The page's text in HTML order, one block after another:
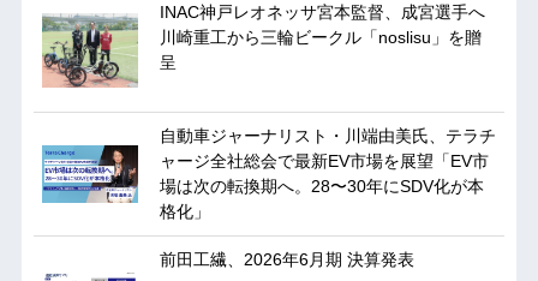
INAC神戸レオネッサ宮本監督、成宮選手へ
川崎重工から三輪ビークル「noslisu」を贈
呈
自動車ジャーナリスト・川端由美氏、テラチ
ャージ全社総会で最新EV市場を展望「EV市
場は次の転換期へ。28〜30年にSDV化が本
格化」
前田工繊、2026年6月期 決算発表